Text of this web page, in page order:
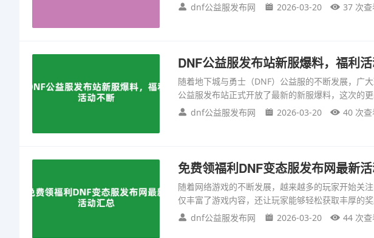
dnf公益服发布网
2026-03-20 37 次查
DNF公益服发布站新服爆料，福利
随着地下城与勇士（DNF）公益服的不断发展，广
公益服发布站正式开放了最新的新服爆料，这次的
dnf公益服发布网
2026-03-20 40 次查
免费领福利DNF变态服发布网最新
随着网络游戏的不断发展，越来越多的玩家开始关
仅丰富了游戏内容，还让玩家能够轻松获取丰厚的
dnf公益服发布网
2026-03-20 44 次查